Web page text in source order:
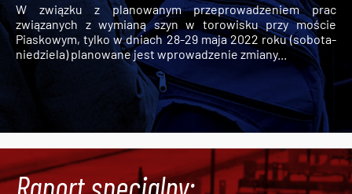
W związku z planowanym przeprowadzeniem prac
związanych z wymianą szyn w torowisku przy moście
Piaskowym, tylko w dniach 28-29 maja 2022 roku (sobota-
niedziela) planowane jest wprowadzenie zmiany...